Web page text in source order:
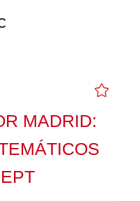
MADRID: